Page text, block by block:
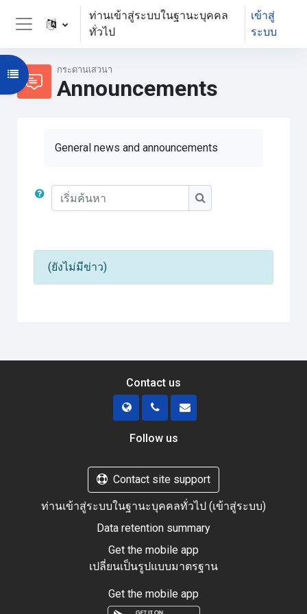
ข้ามไปที่เนื้อหาหลัก
Side panel
ท่านเข้าสู่ระบบในฐานะบุคคล
ทั่วไป
เข้าสู่
ระบบ
กระดานเสวนา
Announcements
Open course index
General news and announcements
เริ่มค้นหา
เริ่มค้นหา
(ยังไม่มีข่าว)
Contact us
Follow us
Contact site support
ท่านเข้าสู่ระบบในฐานะบุคคลทั่วไป (เข้าสู่ระบบ)
Data retention summary
Get the mobile app
เปลี่ยนเป็นรูปแบบมาตรฐาน
Get the mobile app